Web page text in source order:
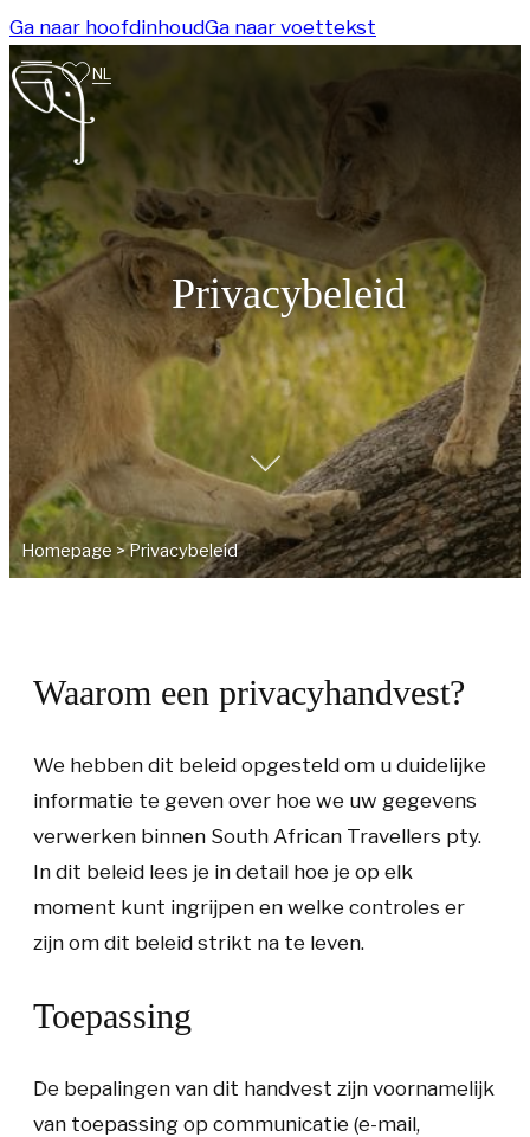
Ga naar hoofdinhoudGa naar voettekst
NL
Privacybeleid
Homepage >Privacybeleid
Waarom een privacyhandvest?
We hebben dit beleid opgesteld om u duidelijke
informatie te geven over hoe we uw gegevens
verwerken binnen South African Travellers pty.
In dit beleid lees je in detail hoe je op elk
moment kunt ingrijpen en welke controles er
zijn om dit beleid strikt na te leven.
Toepassing
De bepalingen van dit handvest zijn voornamelijk
van toepassing op communicatie (e-mail,